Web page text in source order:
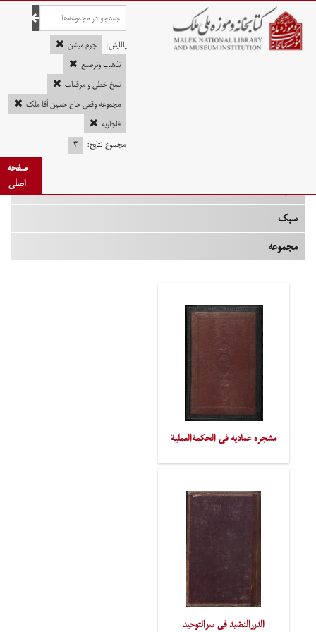
صفحه اصلی
پالایش:
چرم میشن
تذهیب وترصیع
نسخ خطی و مرقعات
مجموعه وقفی حاج حسین آقا ملک
قاجاریه
مجموع نتایج:
۳
صفحه
اصلی
تکنیک
سبک
مجموعه
مشجره عمادیه فی الحکمةالعملیة
الدررالنضید فی سرالتوحید